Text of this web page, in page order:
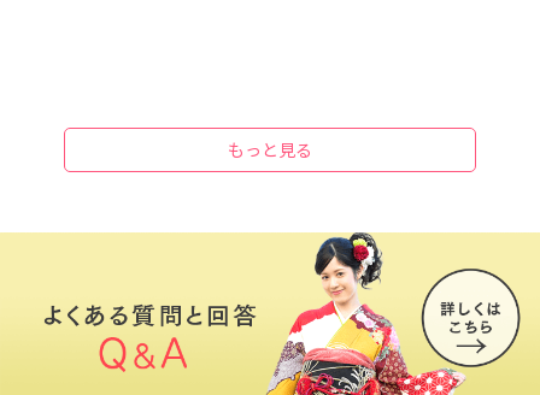
450円(税込)
直径約3センチ
直径約4.5センチ
550円(税込)
ドライ/プリザ 紫陽花&かすみ_WG
もっと見る